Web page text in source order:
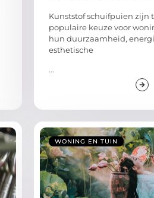
Kunststof schuifpuien zijn
populaire keuze voor
hun duurzaamheid,
esthetische
...
WONING EN TUIN